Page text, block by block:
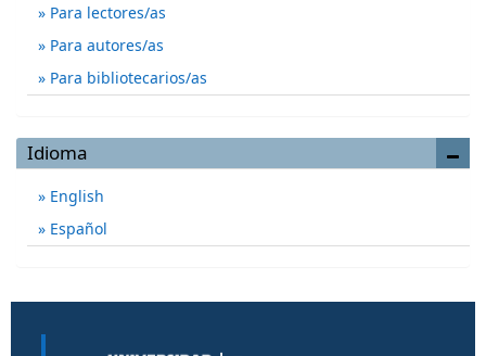
Para lectores/as
Para autores/as
Para bibliotecarios/as
Idioma
English
Español